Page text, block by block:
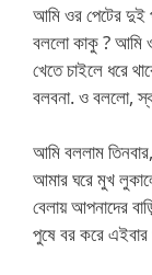
আমি ওর পেটের দুই
বললো কাকু ? আমি
খেতে চাইলে ধরে
বলবনা. ও বললো,
আমি বললাম
আমার ঘরে মুখ
বেলায় আপনাদের
পুষে বর করে